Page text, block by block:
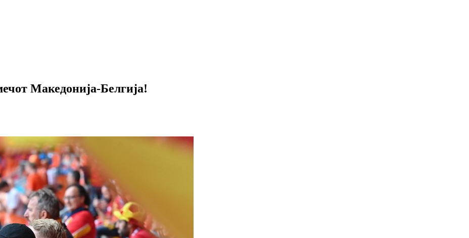
Македонија-Белгија!